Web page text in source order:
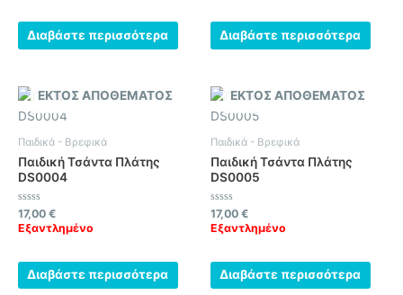
Διαβάστε περισσότερα Διαβάστε περισσότερα
ΕΚΤΌΣ ΑΠΟΘΈΜΑΤΟΣ
Παιδικά - Βρεφικά
Παιδική Τσάντα Πλάτης
DS0004
Βαθμολογήθηκε
με
0
17,00 €
Εξαντλημένο
Διαβάστε περισσότερα
ΕΚΤΌΣ ΑΠΟΘΈΜΑΤΟΣ
Παιδικά - Βρεφικά
Παιδική Τσάντα Πλάτης
DS0005
Βαθμολογήθηκε
με
0
17,00 €
Εξαντλημένο
Διαβάστε περισσότερα